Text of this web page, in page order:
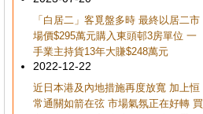
「白居二」客覓盤多時 最終以居二市
場價$295萬元購入東頭邨3房單位 一
手業主持貨13年大賺$248萬元
2022-12-22
近日本港及內地措施再度放寬 加上恒
常通關如箭在弦 市場氣氛正在好轉 買